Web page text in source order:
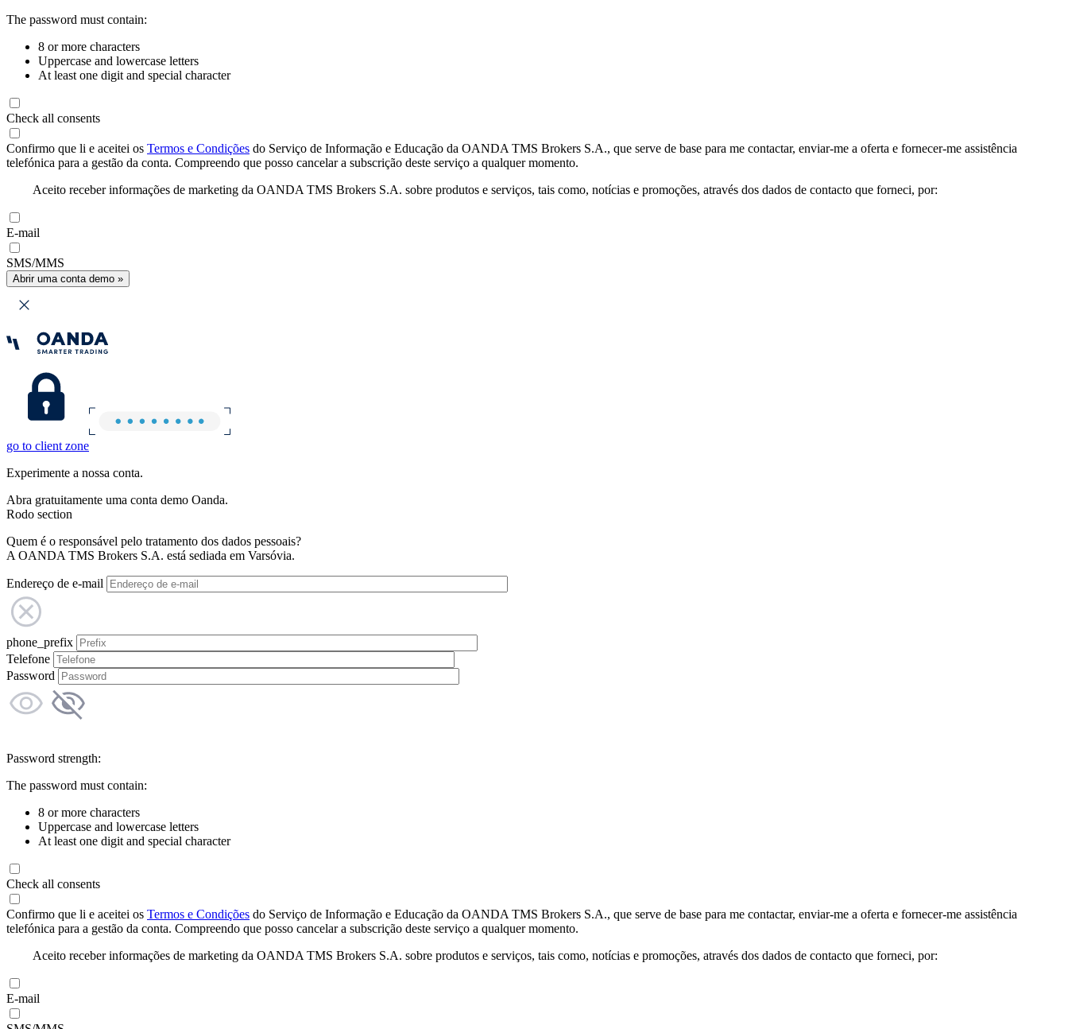
The password must contain:
8 or more characters
Uppercase and lowercase letters
At least one digit and special character
Check all consents
Confirmo que li e aceitei os Termos e Condições do Serviço de Informação e Educação da OANDA TMS Brokers S.A., que serve de base para me contactar, enviar-me a oferta e fornecer-me assistência
telefónica para a gestão da conta. Compreendo que posso cancelar a subscrição deste serviço a qualquer momento.
Aceito receber informações de marketing da OANDA TMS Brokers S.A. sobre produtos e serviços, tais como, notícias e promoções, através dos dados de contacto que forneci, por:
E-mail
SMS/MMS
Abrir uma conta demo »
go to client zone
Experimente a nossa conta.
Abra gratuitamente uma conta demo Oanda.
Rodo section
Quem é o responsável pelo tratamento dos dados pessoais?
A OANDA TMS Brokers S.A. está sediada em Varsóvia.
Endereço de e-mail
phone_prefix
Telefone
Password
Password strength:
The password must contain:
8 or more characters
Uppercase and lowercase letters
At least one digit and special character
Check all consents
Confirmo que li e aceitei os Termos e Condições do Serviço de Informação e Educação da OANDA TMS Brokers S.A., que serve de base para me contactar, enviar-me a oferta e fornecer-me assistência
telefónica para a gestão da conta. Compreendo que posso cancelar a subscrição deste serviço a qualquer momento.
Aceito receber informações de marketing da OANDA TMS Brokers S.A. sobre produtos e serviços, tais como, notícias e promoções, através dos dados de contacto que forneci, por:
E-mail